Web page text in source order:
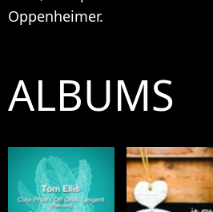
Oppenheimer.
ALBUMS